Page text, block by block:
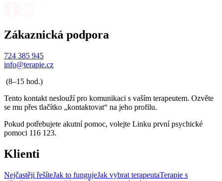
Zákaznická podpora
724 385 945
info@terapie.cz
(8–15 hod.)
Tento kontakt neslouží pro komunikaci s vaším terapeutem. Ozvěte
se mu přes tlačítko „kontaktovat“ na jeho profilu.
Pokud potřebujete akutní pomoc, volejte Linku první psychické
pomoci 116 123.
Klienti
Nejčastěji řešíteJak to fungujeJak vybrat terapeutaTerapie s